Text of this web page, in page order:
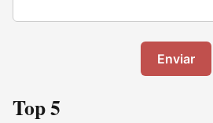
Enviar
Top 5